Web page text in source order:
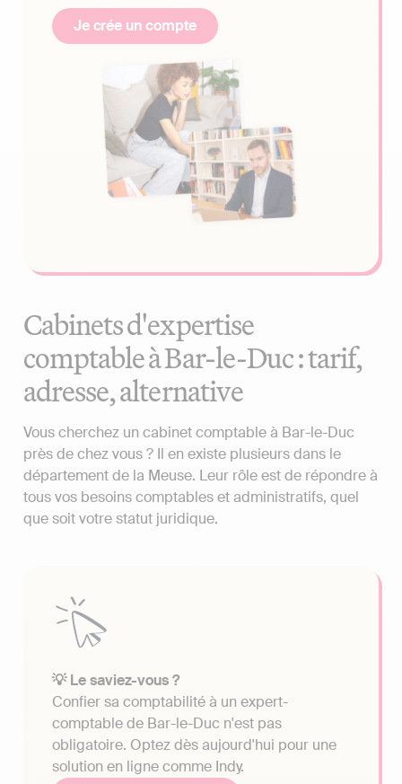
Je crée un compte
Cabinets d'expertise
comptable à Bar-le-Duc : tarif,
adresse, alternative
Vous cherchez un cabinet comptable à Bar-le-Duc
près de chez vous ? Il en existe plusieurs dans le
département de la Meuse. Leur rôle est de répondre à
tous vos besoins comptables et administratifs, quel
que soit votre statut juridique.
💡 Le saviez-vous ?
Confier sa comptabilité à un expert-
comptable de Bar-le-Duc n'est pas
obligatoire. Optez dès aujourd'hui pour une
solution en ligne comme Indy.